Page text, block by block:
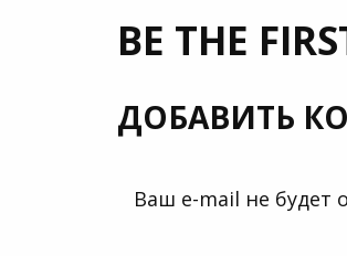
BE THE
ДОБАВИТЬ
Ваш e-mail не будет